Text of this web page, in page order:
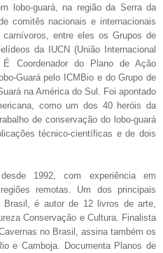
lobo-guará, na região da Serra da
comitês nacionais e internacionais
entre eles os Grupos de
da IUCN (União Internacional
É Coordenador do Plano de Ação
Guará pelo ICMBio e do Grupo de
na América do Sul. Foi apontado
como um dos 40 heróis da
de conservação do lobo-guará
técnico-científicas e de dois
1992, com experiência em
remotas. Um dos principais
Brasil, é autor de 12 livros de arte,
Conservação e Cultura. Finalista
no Brasil, assina também os
e Camboja. Documenta Planos de